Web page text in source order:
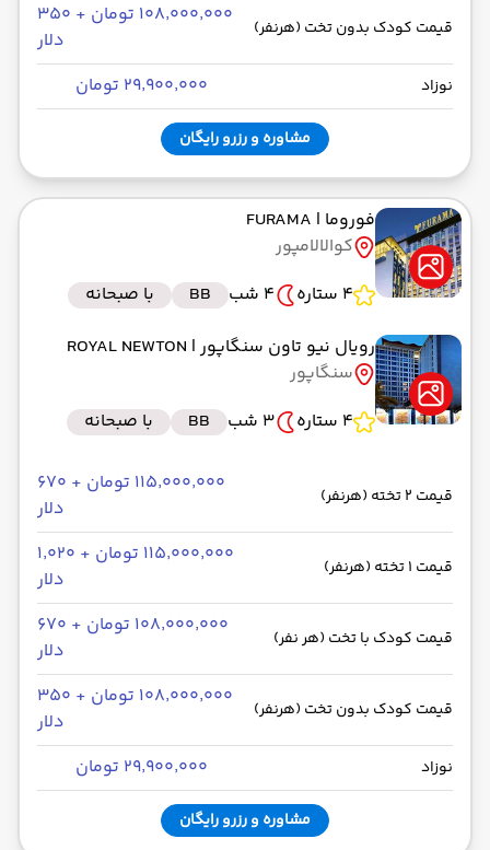
قیمت کودک بدون تخت (هرنفر)
۱۰۸٬۰۰۰٬۰۰۰ تومان + ۳۵۰
دلار
نوزاد ۲۹٬۹۰۰٬۰۰۰ تومان
مشاوره و رزرو رایگان
فوروما | FURAMA
کوالالامپور
4 ستاره
4 شب BB
با صبحانه
رویال نیو تاون سنگاپور| ROYAL NEWTON
سنگاپور
4 ستاره
3 شب BB با صبحانه
قیمت 2 تخته (هرنفر)
۱۱۵٬۰۰۰٬۰۰۰ تومان + ۶۷۰
دلار
قیمت 1 تخته (هرنفر)
۱۱۵٬۰۰۰٬۰۰۰ تومان + ۱٬۰۲۰
دلار
قیمت کودک با تخت (هر نفر)
۱۰۸٬۰۰۰٬۰۰۰ تومان + ۶۷۰
دلار
قیمت کودک بدون تخت (هرنفر)
۱۰۸٬۰۰۰٬۰۰۰ تومان + ۳۵۰
دلار
نوزاد ۲۹٬۹۰۰٬۰۰۰ تومان
مشاوره و رزرو رایگان